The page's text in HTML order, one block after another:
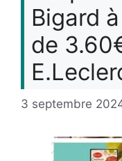
Bigard
de
3 septembre